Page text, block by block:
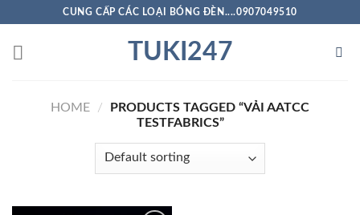
content
CUNG CẤP CÁC LOẠI BÓNG ĐÈN....0907049510
TUKI247
HOME /
PRODUCTS TAGGED “VẢI AATCC
TESTFABRICS”